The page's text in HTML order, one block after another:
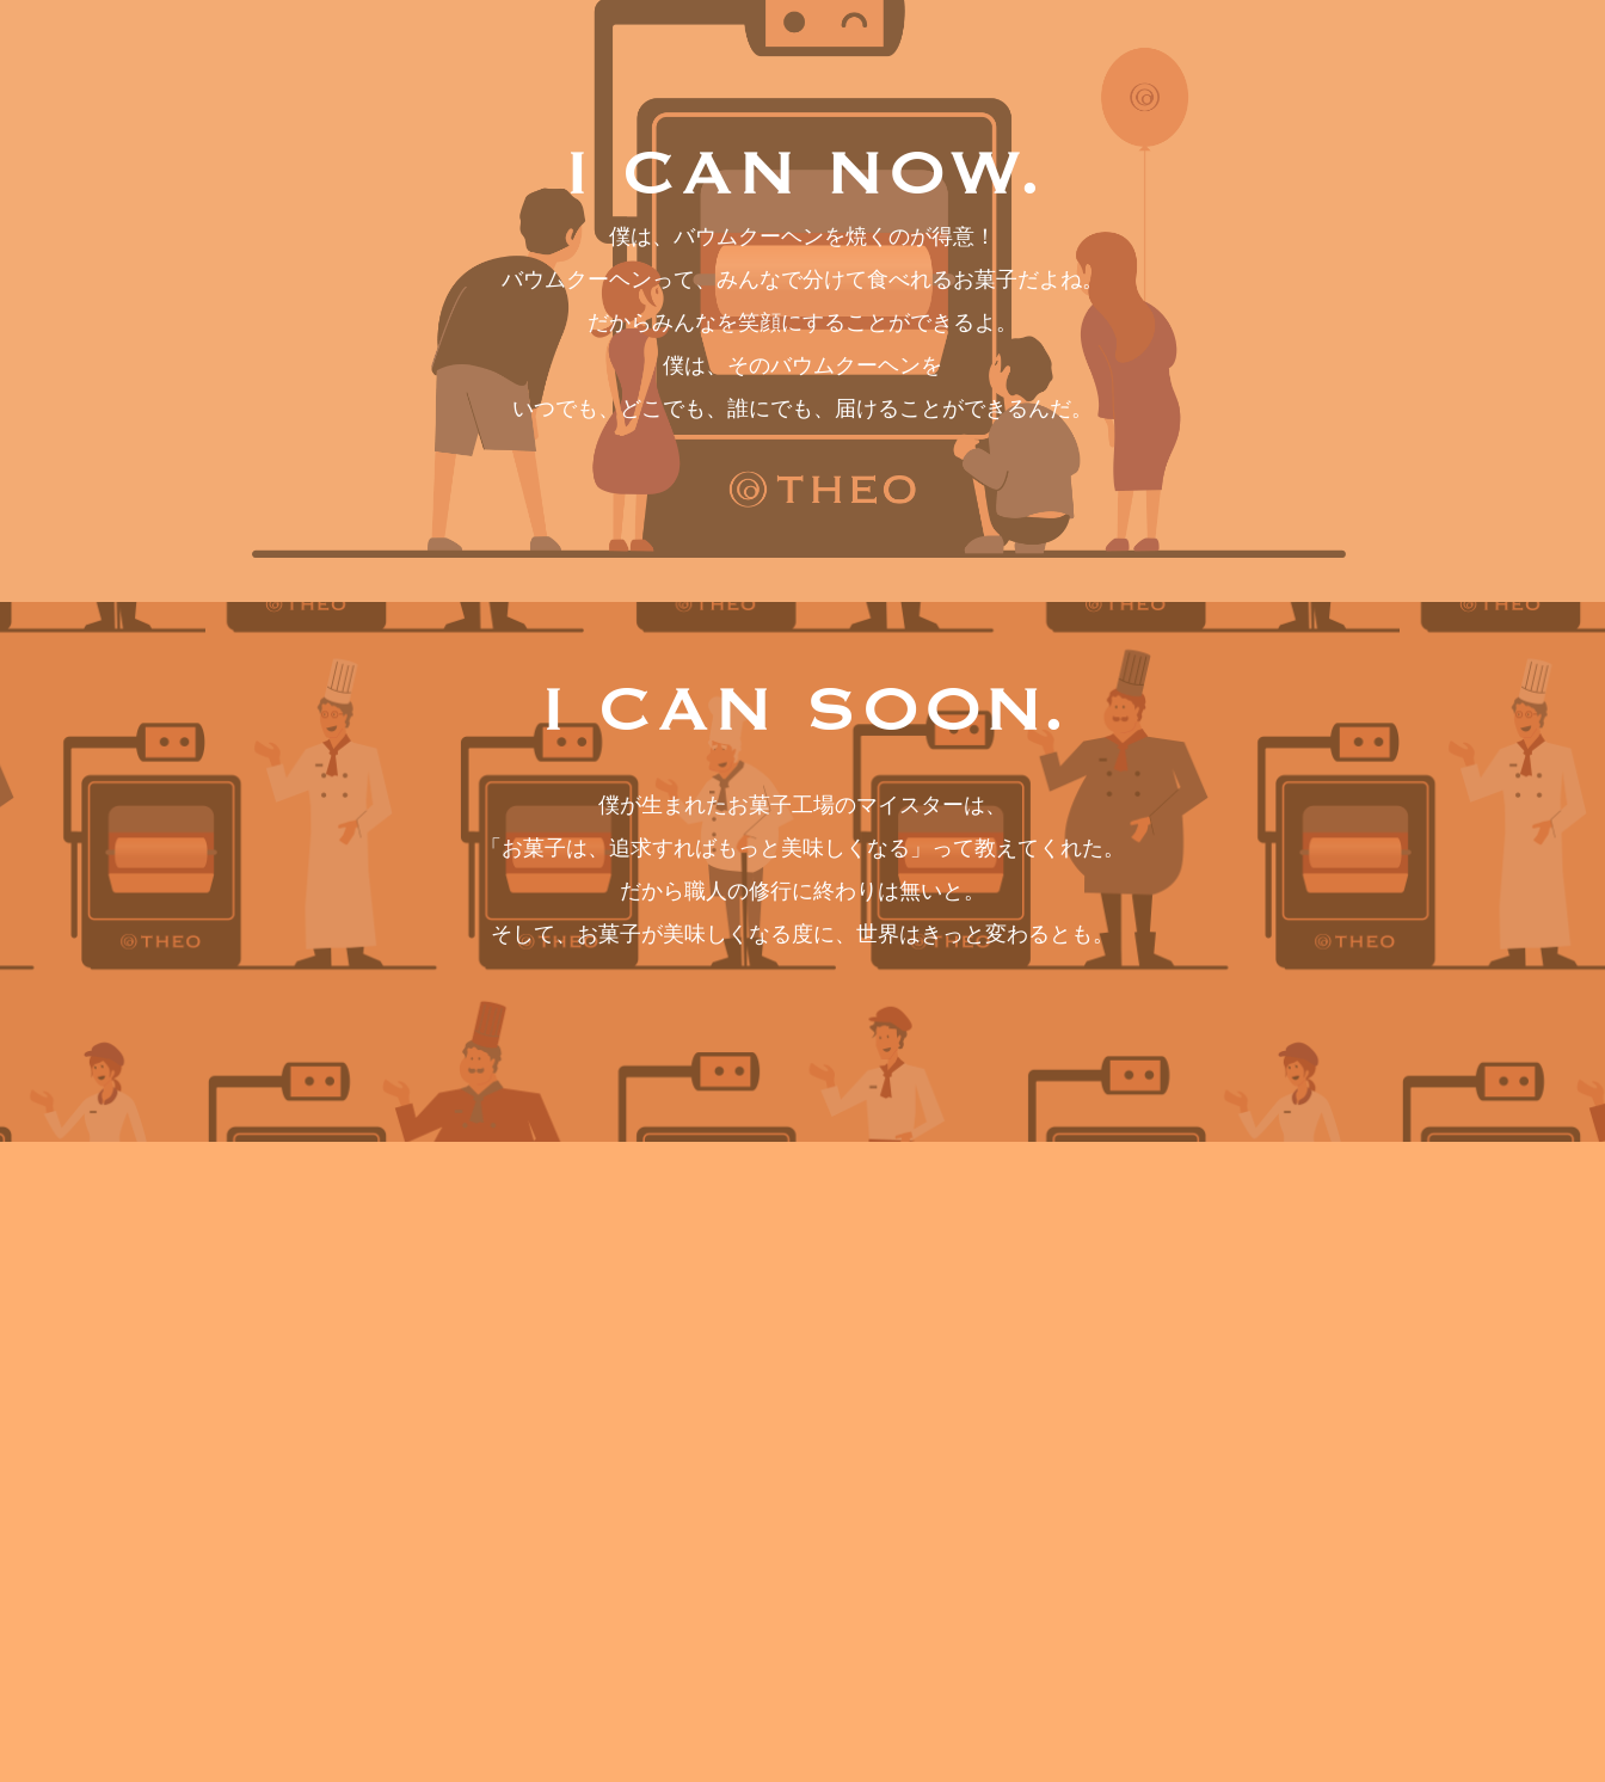
僕は、バウムクーヘンを焼くのが得意！
バウムクーヘンって、みんなで分けて食べれるお菓子だよね。
だからみんなを笑顔にすることができるよ。
僕は、そのバウムクーヘンを
いつでも、どこでも、誰にでも、届けることができるんだ。
僕が生まれたお菓子工場のマイスターは、
「お菓子は、追求すればもっと美味しくなる」って教えてくれた。
だから職人の修行に終わりは無いと。
そして、お菓子が美味しくなる度に、世界はきっと変わるとも。
THEOに技術を教えることで職人はもっとクリエイティブにな
地域の材料と職人の技術が結び付けば、
世界のお菓子作りはより豊かになる
レシピを作った職人に直接その使用料が入るようになれば、
職人の才能がもっと伸びたり、才能ある職人が発掘される